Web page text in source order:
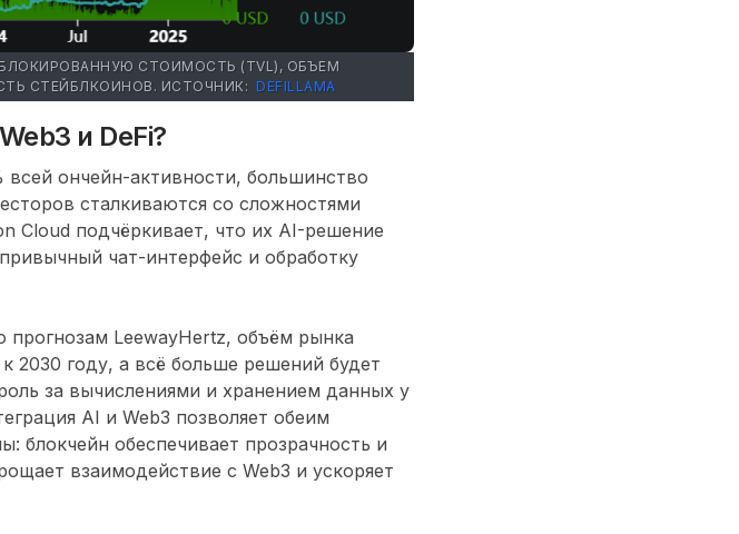
СТОИМОСТЬ (TVL), ОБЪЕМ
СТЕЙБЛКОИНОВ. ИСТОЧНИК: DEFILLAMA
и DeFi?
всей ончейн-активности, большинство
сталкиваются со сложностями
Cloud подчёркивает, что их AI-решение
чат-интерфейс и обработку
прогнозам LeewayHertz, объём рынка
2030 году, а всё больше решений будет
за вычислениями и хранением данных у
AI и Web3 позволяет обеим
блокчейн обеспечивает прозрачность и
взаимодействие с Web3 и ускоряет